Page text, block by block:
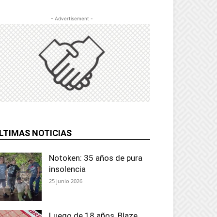
- Advertisement -
NOTICIAS
Notoken: 35 años de pura
insolencia
25 junio 2026